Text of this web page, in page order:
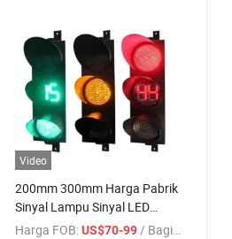
Video
200mm 300mm Harga Pabrik
Sinyal Lampu Sinyal LED
Surya untuk Dijual
Harga FOB:US$70-99 / Bagian